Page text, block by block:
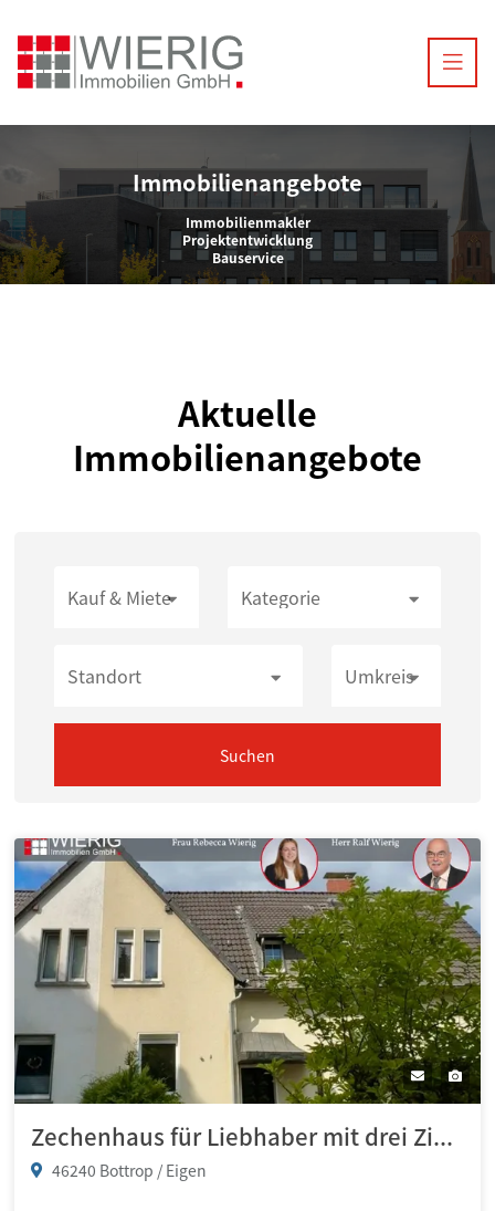
Immobilienangebote
Immobilienmakler
Projektentwicklung
Bauservice
Aktuelle
Immobilienangebote
Kauf & Miete Kategorie
Standort Umkreis
Suchen
Zechenhaus für Liebhaber mit drei Zimmern und Garten in Bottrop-Eigen
46240 Bottrop / Eigen